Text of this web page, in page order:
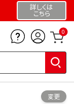
詳しくは
こちら
0
変更